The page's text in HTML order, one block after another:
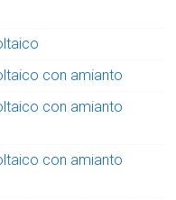
con amianto
con amianto
con amianto